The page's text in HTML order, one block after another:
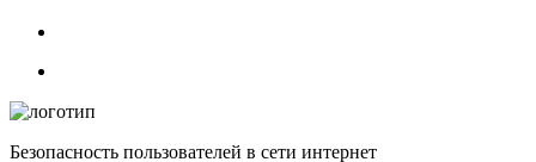
Безопасность пользователей в сети интернет